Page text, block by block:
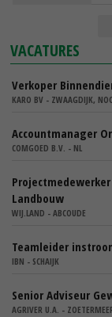
VACATURES
Verkoper
KARO BV - ZWAAGDIJK,
Accountmanager
COMGOED B.V. - NL
Landbouw
WIJ.LAND - ABCOUDE
Teamleider
IBN - SCHAIJK
Senior Adviseur
AGRIVER U.A. -